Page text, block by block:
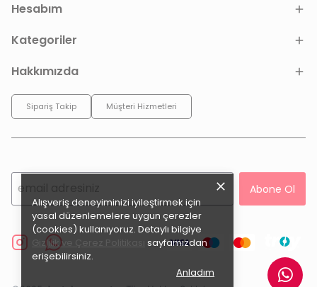
Alışveriş deneyiminizi iyileştirmek için
yasal düzenlemelere uygun çerezler
(cookies) kullanıyoruz. Detaylı bilgiye
Gizlilik ve Çerez Politikası
sayfamızdan
erişebilirsiniz.
Anladım
Hesabım
Kategoriler
Hakkımızda
Sipariş Takip Müşteri Hizmetleri
Abone Ol